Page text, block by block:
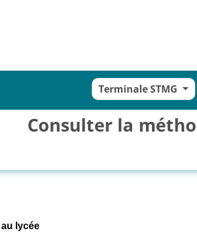
Terminale STMG
Consulter la
lycée